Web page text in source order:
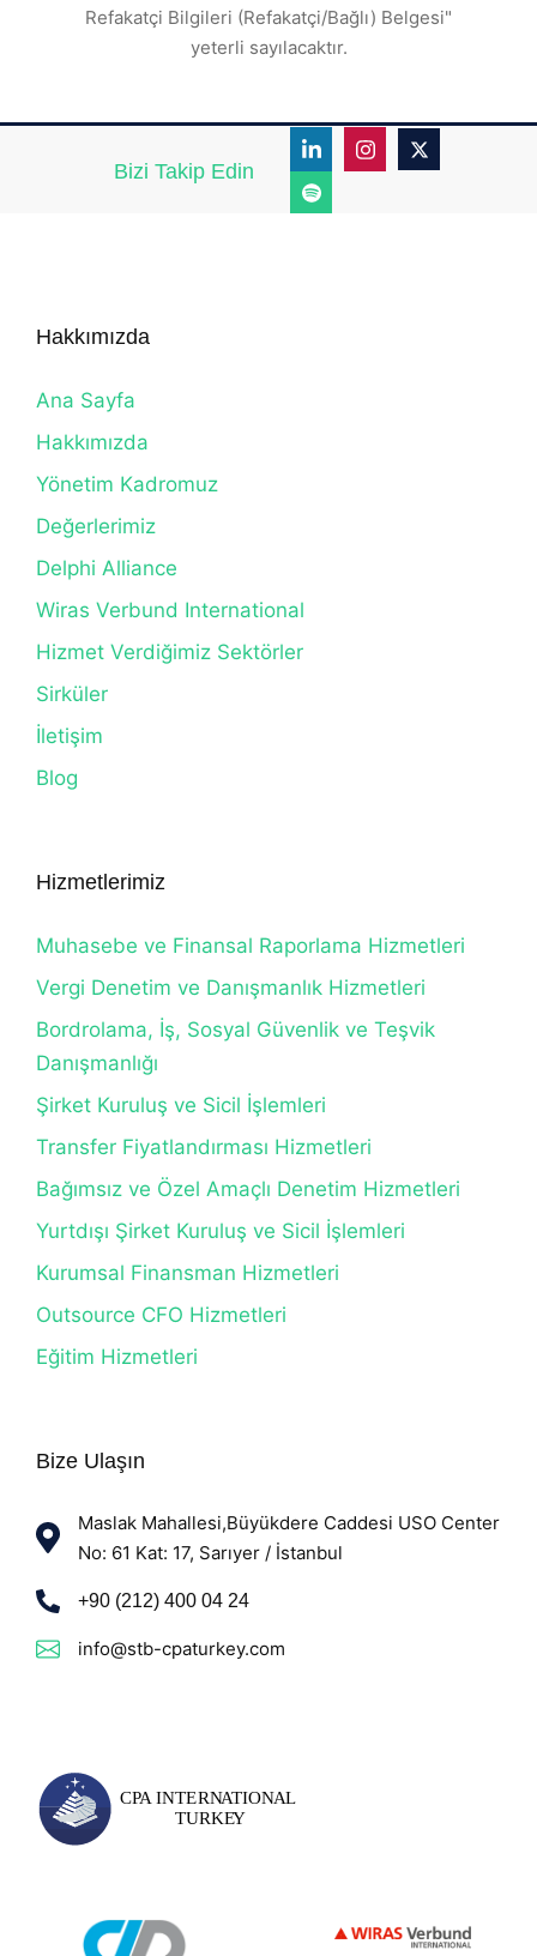
Refakatçi Bilgileri (Refakatçi/Bağlı) Belgesi"
yeterli sayılacaktır.
Bizi Takip Edin
Hakkımızda
Ana Sayfa
Hakkımızda
Yönetim Kadromuz
Değerlerimiz
Delphi Alliance
Wiras Verbund International
Hizmet Verdiğimiz Sektörler
Sirküler
İletişim
Blog
Hizmetlerimiz
Muhasebe ve Finansal Raporlama Hizmetleri
Vergi Denetim ve Danışmanlık Hizmetleri
Bordrolama, İş, Sosyal Güvenlik ve Teşvik
Danışmanlığı
Şirket Kuruluş ve Sicil İşlemleri
Transfer Fiyatlandırması Hizmetleri
Bağımsız ve Özel Amaçlı Denetim Hizmetleri
Yurtdışı Şirket Kuruluş ve Sicil İşlemleri
Kurumsal Finansman Hizmetleri
Outsource CFO Hizmetleri
Eğitim Hizmetleri
Bize Ulaşın
Maslak Mahallesi,Büyükdere Caddesi USO Center
No: 61 Kat: 17, Sarıyer / İstanbul
+90 (212) 400 04 24
info@stb-cpaturkey.com